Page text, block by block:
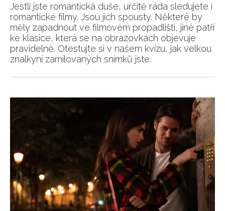
Jestli jste romantická duše, určitě ráda sledujete i
romantické filmy. Jsou jich spousty. Některé by
měly zapadnout ve filmovém propadlišti, jiné patří
ke klasice, která se na obrazovkách objevuje
pravidelně. Otestujte si v našem kvízu, jak velkou
znalkyní zamilovaných snímků jste.